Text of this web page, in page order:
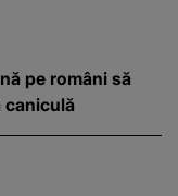
pe români să
caniculă